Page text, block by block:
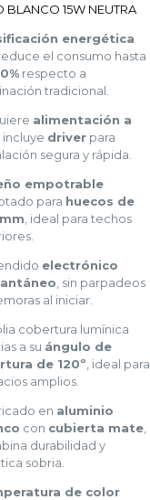
BLANCO 15W NEUTRA
energética
reduce el consumo hasta
respecto a
tradicional.
alimentación a
, incluye driver para
segura y rápida.
empotrable
para huecos de
, ideal para techos
electrónico
, sin parpadeos
al iniciar.
cobertura lumínica
a su ángulo de
de 120º , ideal para
amplios.
en aluminio
con cubierta mate
durabilidad y
sobria.
de color